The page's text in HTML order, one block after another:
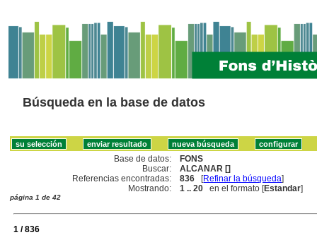
Búsqueda en la base de datos
Base de datos:
FONS
Buscar:
ALCANAR []
Referencias encontradas:
836 [Refinar la búsqueda]
Mostrando:
1 .. 20 en el formato [Estandar]
página 1 de 42
1 / 836